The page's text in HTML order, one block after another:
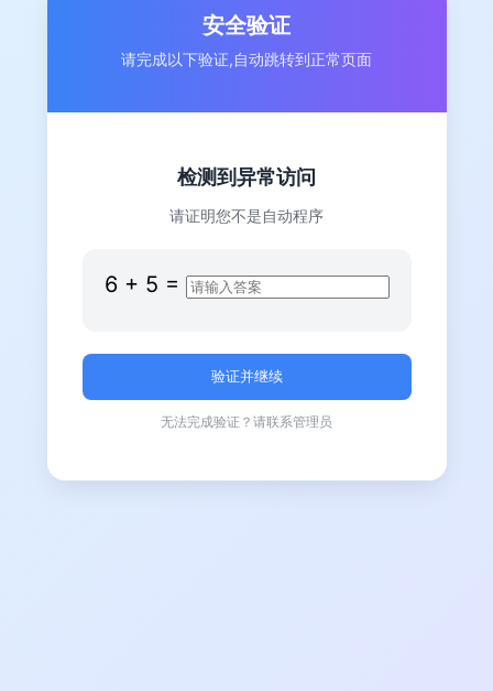
安全验证
请完成以下验证,自动跳转到正常页面
检测到异常访问
请证明您不是自动程序
6 + 5 =
无法完成验证？请联系管理员